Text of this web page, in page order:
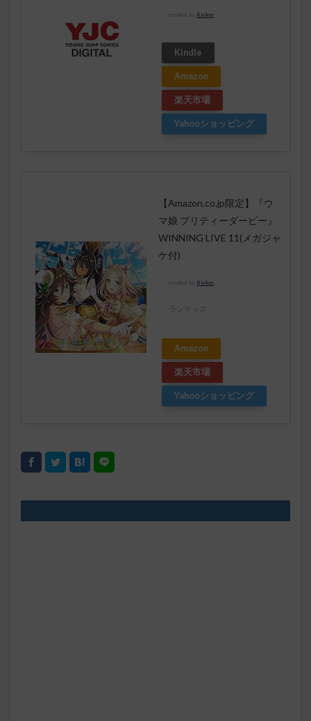
created by Rinker
Kindle
Amazon
楽天市場
Yahooショッピング
【Amazon.co.jp限定】『ウ
マ娘 プリティーダービー』
WINNING LIVE 11(メガジャ
ケ付)
created by Rinker
ランティス
Amazon
楽天市場
Yahooショッピング